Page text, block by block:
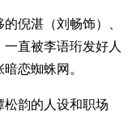
倪湛（刘畅饰）、
直被李语珩发好人
恋蜘蛛网。
松韵的人设和职场